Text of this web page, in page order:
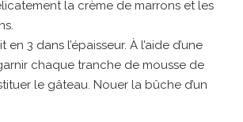
la crème de marrons et les
3 dans l’épaisseur. À l’aide d’une
chaque tranche de mousse de
le gâteau. Nouer la bûche d’un